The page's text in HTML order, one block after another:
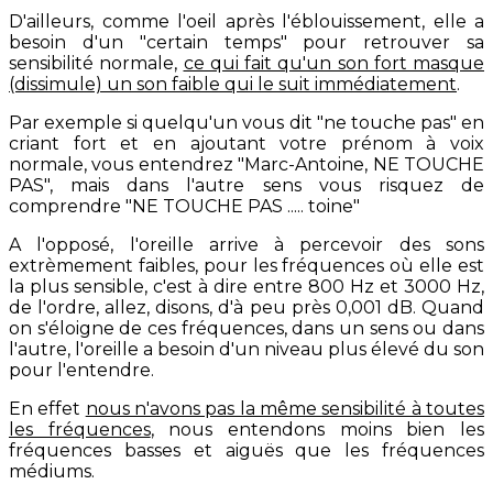
D'ailleurs, comme l'oeil après l'éblouissement, elle a
besoin d'un "certain temps" pour retrouver sa
sensibilité normale, ce qui fait qu'un son fort masque
(dissimule) un son faible qui le suit immédiatement.
Par exemple si quelqu'un vous dit "ne touche pas" en
criant fort et en ajoutant votre prénom à voix
normale, vous entendrez "Marc-Antoine, NE TOUCHE
PAS", mais dans l'autre sens vous risquez de
comprendre "NE TOUCHE PAS ..... toine"
A l'opposé, l'oreille arrive à percevoir des sons
extrèmement faibles, pour les fréquences où elle est
la plus sensible, c'est à dire entre 800 Hz et 3000 Hz,
de l'ordre, allez, disons, d'à peu près 0,001 dB. Quand
on s'éloigne de ces fréquences, dans un sens ou dans
l'autre, l'oreille a besoin d'un niveau plus élevé du son
pour l'entendre.
En effet nous n'avons pas la même sensibilité à toutes
les fréquences, nous entendons moins bien les
fréquences basses et aiguës que les fréquences
médiums.